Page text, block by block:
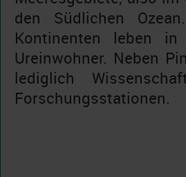
den Südlichen
Kontinenten leben
Ureinwohner. Neben
lediglich
Forschungsstationen.